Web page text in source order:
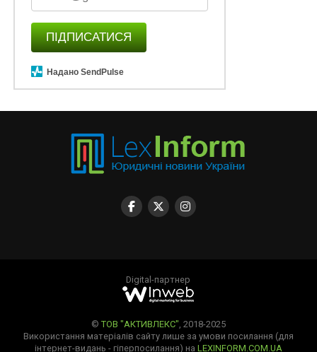
ПІДПИСАТИСЯ
Надано SendPulse
Digital-партнер
© ТОВ "АКТИВЛЕКС" , 2018-2025
Використання матеріалів сайту лише за умови посилання (для
інтернет-видань - гіперпосилання) на LEXINFORM.COM.UA